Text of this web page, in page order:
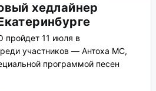
хедлайнер
пройдет 11 июля в
участников — Антоха МС,
программой песен